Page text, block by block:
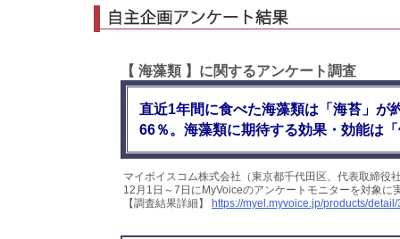
【 海藻類 】に関するアンケート調査
直近1年間に食べた海藻類は「海苔」が
66％。海藻類に期待する効果・効能は
マイボイスコム株式会社（東京都千代田区、代表取締
12月1日～7日にMyVoiceのアンケートモニターを対象
【調査結果詳細】
https://myel.myvoice.jp/products/